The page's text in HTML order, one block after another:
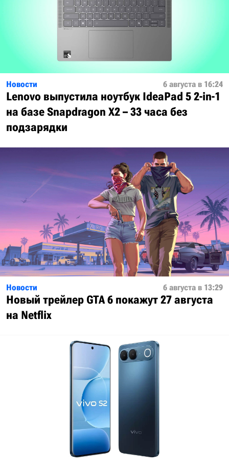
Новости 6 августа в 16:24
Lenovo выпустила ноутбук IdeaPad 5 2-in-1
на базе Snapdragon X2 – 33 часа без
подзарядки
Новости 6 августа в 13:29
Новый трейлер GTA 6 покажут 27 августа
на Netflix